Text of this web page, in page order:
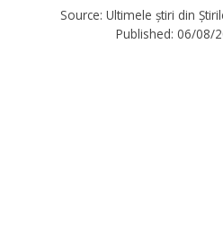
Source: Ultimele știri din
Published: 06/08/